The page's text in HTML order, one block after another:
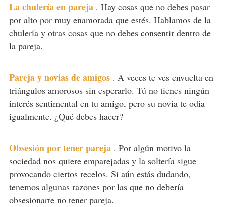
La chulería en pareja . Hay cosas que no debes pasar
por alto por muy enamorada que estés. Hablamos de la
chulería y otras cosas que no debes consentir dentro de
la pareja.
Pareja y novias de amigos . A veces te ves envuelta en
triángulos amorosos sin esperarlo. Tú no tienes ningún
interés sentimental en tu amigo, pero su novia te odia
igualmente. ¿Qué debes hacer?
Obsesión por tener pareja . Por algún motivo la
sociedad nos quiere emparejadas y la soltería sigue
provocando ciertos recelos. Si aún estás dudando,
tenemos algunas razones por las que no debería
obsesionarte no tener pareja.